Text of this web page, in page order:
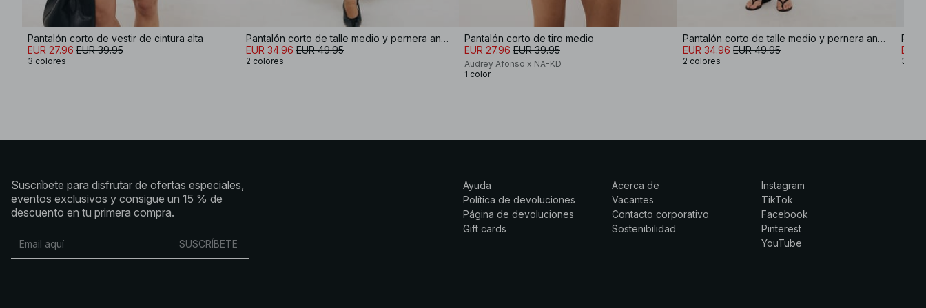
Pantalón corto de vestir de cintura alta
EUR 27.96 EUR 39.95
3 colores
Pantalón corto de talle medio y pernera ancha
EUR 34.96 EUR 49.95
2 colores
Pantalón corto de tiro medio
EUR 27.96 EUR 39.95
Audrey Afonso x NA-KD
1 color
Pantalón corto de talle medio y pernera ancha
EUR 34.96 EUR 49.95
2 colores
EUR
3
Suscríbete para disfrutar de ofertas especiales,
eventos exclusivos y consigue un 15 % de
descuento en tu primera compra.
SUSCRÍBETE
Ayuda
Política de devoluciones
Página de devoluciones
Gift cards
Acerca de
Vacantes
Contacto corporativo
Sostenibilidad
Instagram
TikTok
Facebook
Pinterest
YouTube